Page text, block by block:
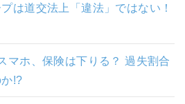
は道交法上「違法」ではない！
マホ、保険は下りる？ 過失割合
!?